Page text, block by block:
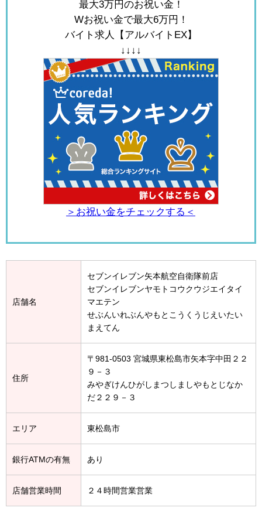
最大3万円のお祝い金！
Wお祝い金で最大6万円！
バイト求人【アルバイトEX】
↓↓↓↓
＞お祝い金をチェックする＜
店舗名
セブンイレブン矢本航空自衛隊前店
セブンイレブンヤモトコウクウジエイタイ
マエテン
せぶんいれぶんやもとこうくうじえいたい
まえてん
住所
〒981-0503 宮城県東松島市矢本字中田２２
９－３
みやぎけんひがしまつしましやもとじなか
だ２２９－３
エリア 東松島市
銀行ATMの有無 あり
店舗営業時間 ２４時間営業営業